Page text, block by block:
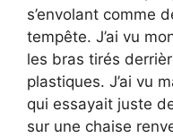
s’envolant comme
tempête. J’ai vu
les bras tirés
plastiques. J’ai vu
qui essayait juste
sur une chaise